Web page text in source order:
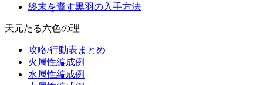
終末を齎す黒羽の入手方法
天元たる六色の理
攻略/行動表まとめ
火属性編成例
水属性編成例